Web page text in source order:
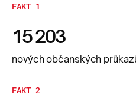
FAKT 1
15 203
nových občanských
FAKT 2